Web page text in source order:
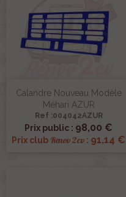
Calandre Nouveau Modèle
Méhari AZUR
Ref :004042AZUR
Prix public : 98,00 €
Prix club Renov 2cv : 91,14 €